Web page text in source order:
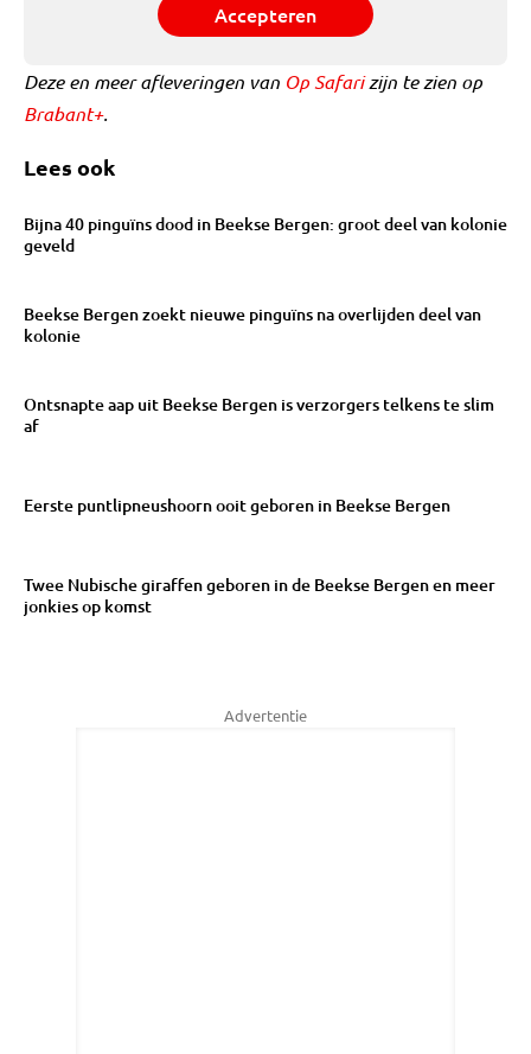
Accepteren
Deze en meer afleveringen van Op Safarizijn te zien op
Brabant+.
Lees ook
Bijna 40 pinguïns dood in Beekse Bergen: groot deel van kolonie
geveld
Beekse Bergen zoekt nieuwe pinguïns na overlijden deel van
kolonie
Ontsnapte aap uit Beekse Bergen is verzorgers telkens te slim
af
Eerste puntlipneushoorn ooit geboren in Beekse Bergen
Twee Nubische giraffen geboren in de Beekse Bergen en meer
jonkies op komst
Advertentie